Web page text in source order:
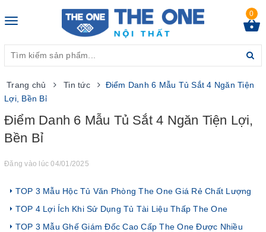
Toggle
0
Trang chủ Tin tức
Điểm Danh 6 Mẫu Tủ Sắt 4 Ngăn Tiện
Lợi, Bền Bỉ
Điểm Danh 6 Mẫu Tủ Sắt 4 Ngăn Tiện Lợi,
Bền Bỉ
Đăng vào lúc 04/01/2025
TOP 3 Mẫu Hộc Tủ Văn Phòng The One Giá Rẻ Chất Lượng
TOP 4 Lợi Ích Khi Sử Dụng Tủ Tài Liệu Thấp The One
TOP 3 Mẫu Ghế Giám Đốc Cao Cấp The One Được Nhiều